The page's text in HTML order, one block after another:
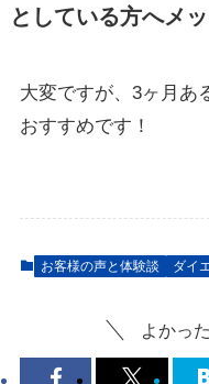
としている方へメ
大変ですが、3ヶ月あ
おすすめです！
お客様の声と体験談 ダイ
よかっ